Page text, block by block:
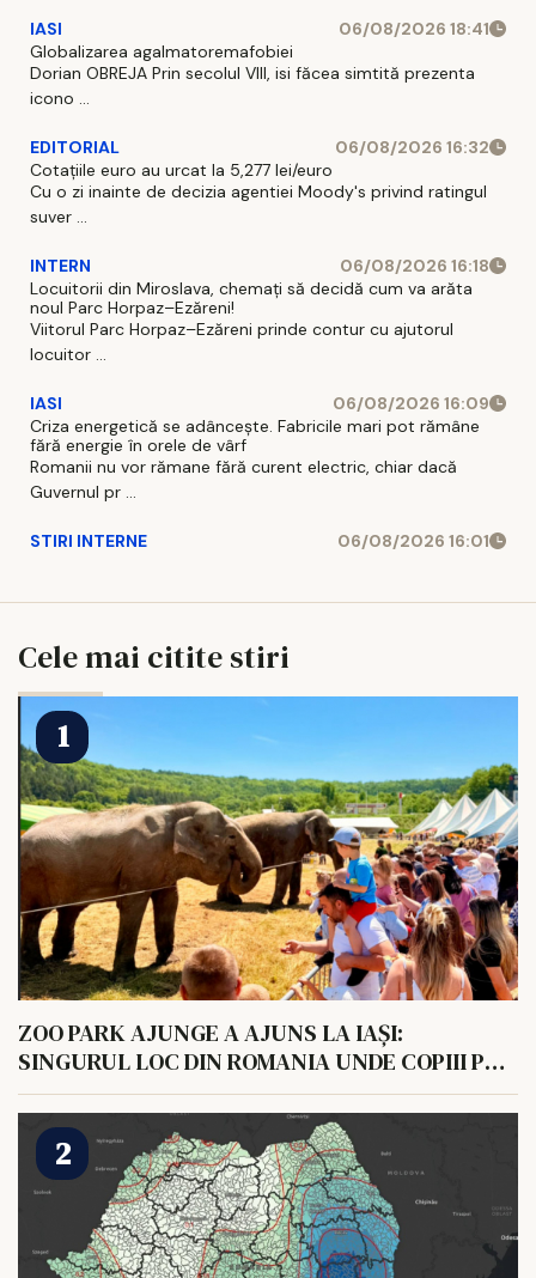
IASI
06/08/2026 18:41
Globalizarea agalmatoremafobiei
Dorian OBREJA Prin secolul VIII, isi făcea simtită prezenta
icono ...
EDITORIAL
06/08/2026 16:32
Cotațiile euro au urcat la 5,277 lei/euro
Cu o zi inainte de decizia agentiei Moody's privind ratingul
suver ...
INTERN
06/08/2026 16:18
Locuitorii din Miroslava, chemați să decidă cum va arăta
noul Parc Horpaz–Ezăreni!
Viitorul Parc Horpaz–Ezăreni prinde contur cu ajutorul
locuitor ...
IASI
06/08/2026 16:09
Criza energetică se adâncește. Fabricile mari pot rămâne
fără energie în orele de vârf
Romanii nu vor rămane fără curent electric, chiar dacă
Guvernul pr ...
STIRI INTERNE 06/08/2026 16:01
Cele mai citite stiri
ZOO PARK AJUNGE A AJUNS LA IAȘI:
SINGURUL LOC DIN ROMANIA UNDE COPIII POT
HRANI UN ELEFANT